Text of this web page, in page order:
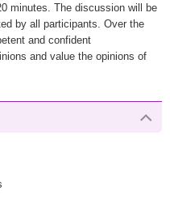
minutes. The discussion will be
by all participants. Over the
and confident
and value the opinions of